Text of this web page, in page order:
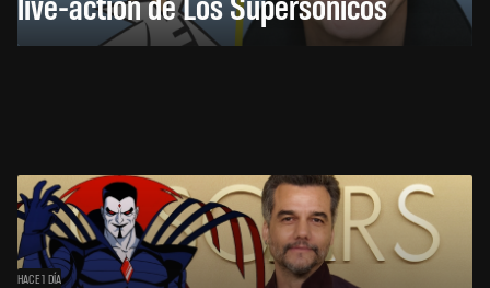
HACE 1 DÍA